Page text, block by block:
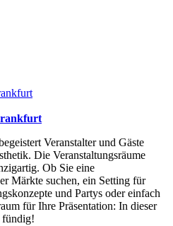
Veranstalter und Gäste
Die Veranstaltungsräume
Ob Sie eine
Märkte suchen, ein Setting für
und Partys oder einfach
für Ihre Präsentation: In dieser
fündig!